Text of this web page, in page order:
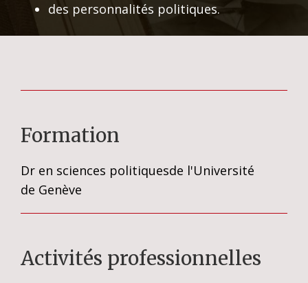
des personnalités politiques.
Formation
Dr en sciences politiquesde l'Université
de Genève
Activités professionnelles